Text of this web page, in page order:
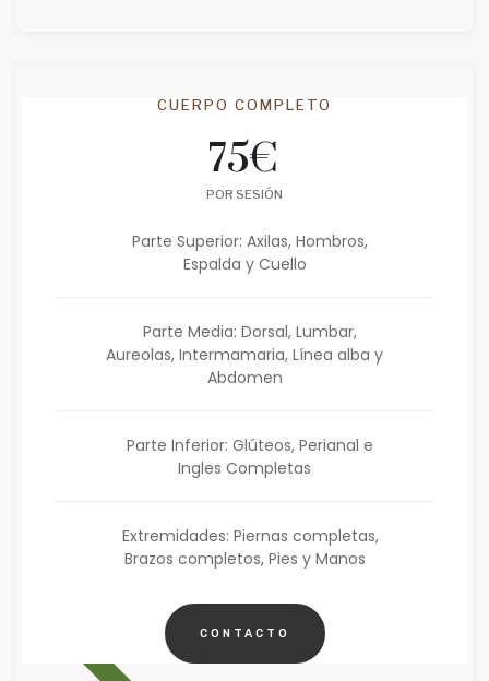
CUERPO COMPLETO
75€
POR SESIÓN
Parte Superior: Axilas, Hombros,
Espalda y Cuello
Parte Media: Dorsal, Lumbar,
Aureolas, Intermamaria, Línea alba y
Abdomen
Parte Inferior: Glúteos, Perianal e
Ingles Completas
Extremidades: Piernas completas,
Brazos completos, Pies y Manos
CONTACTO